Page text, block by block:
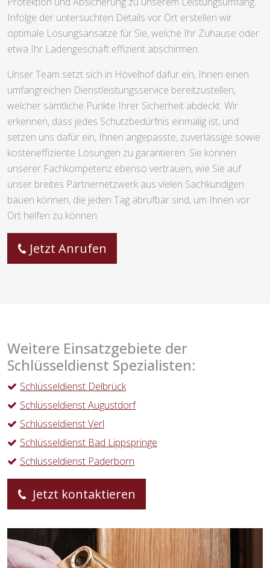
Infolge der untersuchten Details vor Ort erstellen wir
optimale Lösungsansätze für Sie, welche Ihr Zuhause oder
etwa Ihr Ladengeschäft effizient abschirmen.
Unser Team setzt sich in Hövelhof dafür ein, Ihnen einen
umfangreichen Dienstleistungsservice bereitzustellen,
welcher sämtliche Punkte Ihrer Sicherheit abdeckt. Wir
erkennen, dass jedes Schutzbedürfnis einmalig ist, und
setzen uns dafür ein, Ihnen angepasste, zuverlässige sowie
kosteneffiziente Lösungen zu garantieren. Sie können
unserer Fachkompetenz ebenso vertrauen, wie Sie auf
unser breites Partnernetzwerk aus vielen Sachkundigen
bauen können, die jeden Tag abrufbar sind, um Ihnen vor
Ort helfen zu können.
Jetzt Anrufen
Weitere Einsatzgebiete der
Schlüsseldienst Spezialisten:
Schlüsseldienst Delbrück
Schlüsseldienst Augustdorf
Schlüsseldienst Verl
Schlüsseldienst Bad Lippspringe
Schlüsseldienst Paderborn
Jetzt kontaktieren